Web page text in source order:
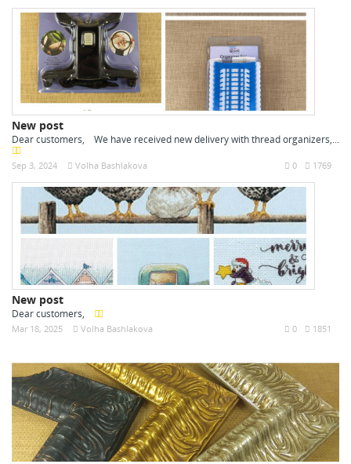
New post
Dear customers, We have received new delivery with thread organizers,...
Sep 3, 2024 Volha Bashlakova 1769
0
New post
Dear customers,
Mar 18, 2025 Volha Bashlakova 1851
0